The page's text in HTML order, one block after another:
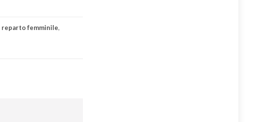
reparto femminile,